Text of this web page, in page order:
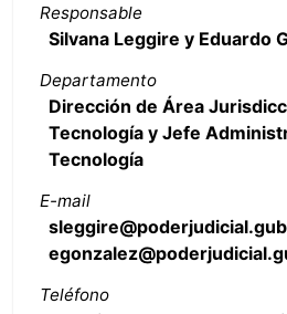
Responsable
Silvana Leggire y Eduardo
Departamento
Dirección de Área
Tecnología y Jefe
Tecnología
E-mail
Teléfono